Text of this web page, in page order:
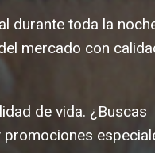
durante toda la
mercado con
de vida. ¿Buscas